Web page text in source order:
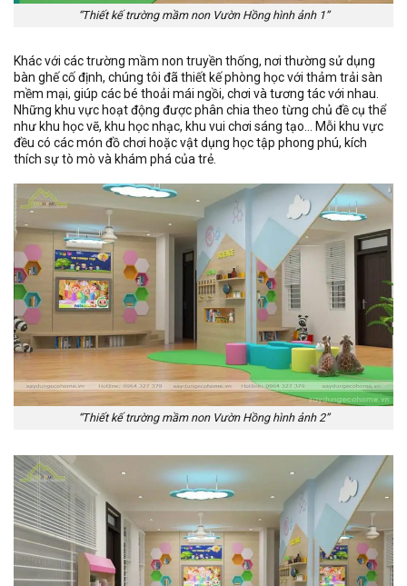
“Thiết kế trường mầm non Vườn Hồng hình ảnh 1”
Khác với các trường mầm non truyền thống, nơi thường sử dụng
bàn ghế cố định, chúng tôi đã thiết kế phòng học với thảm trải sàn
mềm mại, giúp các bé thoải mái ngồi, chơi và tương tác với nhau.
Những khu vực hoạt động được phân chia theo từng chủ đề cụ thể
như khu học vẽ, khu học nhạc, khu vui chơi sáng tạo… Mỗi khu vực
đều có các món đồ chơi hoặc vật dụng học tập phong phú, kích
thích sự tò mò và khám phá của trẻ.
“Thiết kế trường mầm non Vườn Hồng hình ảnh 2”